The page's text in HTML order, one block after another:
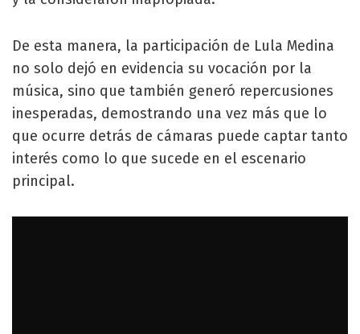
De esta manera, la participación de Lula Medina
no solo dejó en evidencia su vocación por la
música, sino que también generó repercusiones
inesperadas, demostrando una vez más que lo
que ocurre detrás de cámaras puede captar tanto
interés como lo que sucede en el escenario
principal.